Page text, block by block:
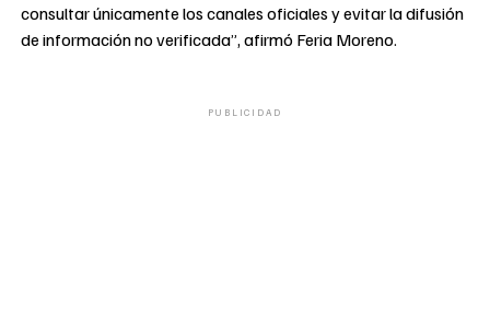
consultar únicamente los canales oficiales y evitar la difusión
de información no verificada”, afirmó Feria Moreno.
PUBLICIDAD